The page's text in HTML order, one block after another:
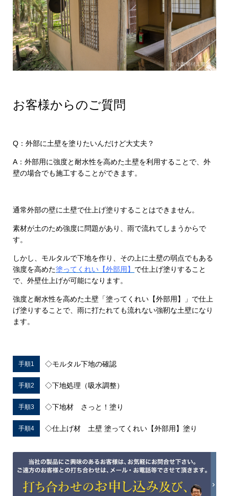
お客様からのご質問
Q：外部に土壁を塗りたいんだけど大丈夫？
A：外部用に強度と耐水性を高めた土壁を利用することで、外
壁の場合でも施工することができます。
通常外部の壁に土壁で仕上げ塗りすることはできません。
素材が土のため強度に問題があり、雨で流れてしまうからで
す。
しかし、モルタルで下地を作り、その上に土壁の弱点でもある
強度を高めた塗ってくれい【外部用】 で仕上げ塗りすること
で、外壁仕上げが可能になります。
強度と耐水性を高めた土壁「塗ってくれい【外部用】」で仕上
げ塗りすることで、雨に打たれても流れない強靭な土壁になり
ます。
手順1 ◇モルタル下地の確認
手順2 ◇下地処理（吸水調整）
手順3 ◇下地材 さっと！塗り
手順4 ◇仕上げ材 土壁 塗ってくれい【外部用】塗り